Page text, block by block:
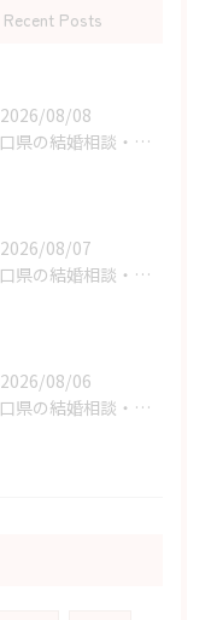
Recent Posts
2026/08/08
山口県の結婚相談・原因と結果から学ぶ婚活体験の価値
2026/08/07
山口県の結婚相談・婚活を始める勇気を持つためのヒント
2026/08/06
山口県の結婚相談・婚活の自己肯定感を高める実践アドバイス